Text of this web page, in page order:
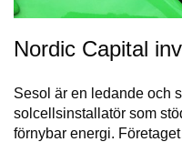
Nordic Capital
Sesol är en ledande och
solcellsinstallatör som
förnybar energi.